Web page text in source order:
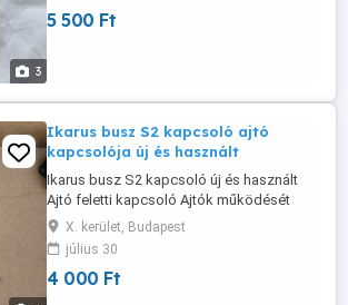
3
5 500 Ft
Ikarus busz S2 kapcsoló ajtó
kapcsolója új és használt
Ikarus busz S2 kapcsoló új és használt
Ajtó feletti kapcsoló Ajtók működését
kontrollálja Több darab. 4000Ft-6000 Ft új
és használt A feltüntetett ÁR db. Ikarus
busz relikviák Ikarus retro Szállítás
átvétel:személyes BP.ker. vagy MPL posta
X. kerület, Budapest
július 30
4 000 Ft